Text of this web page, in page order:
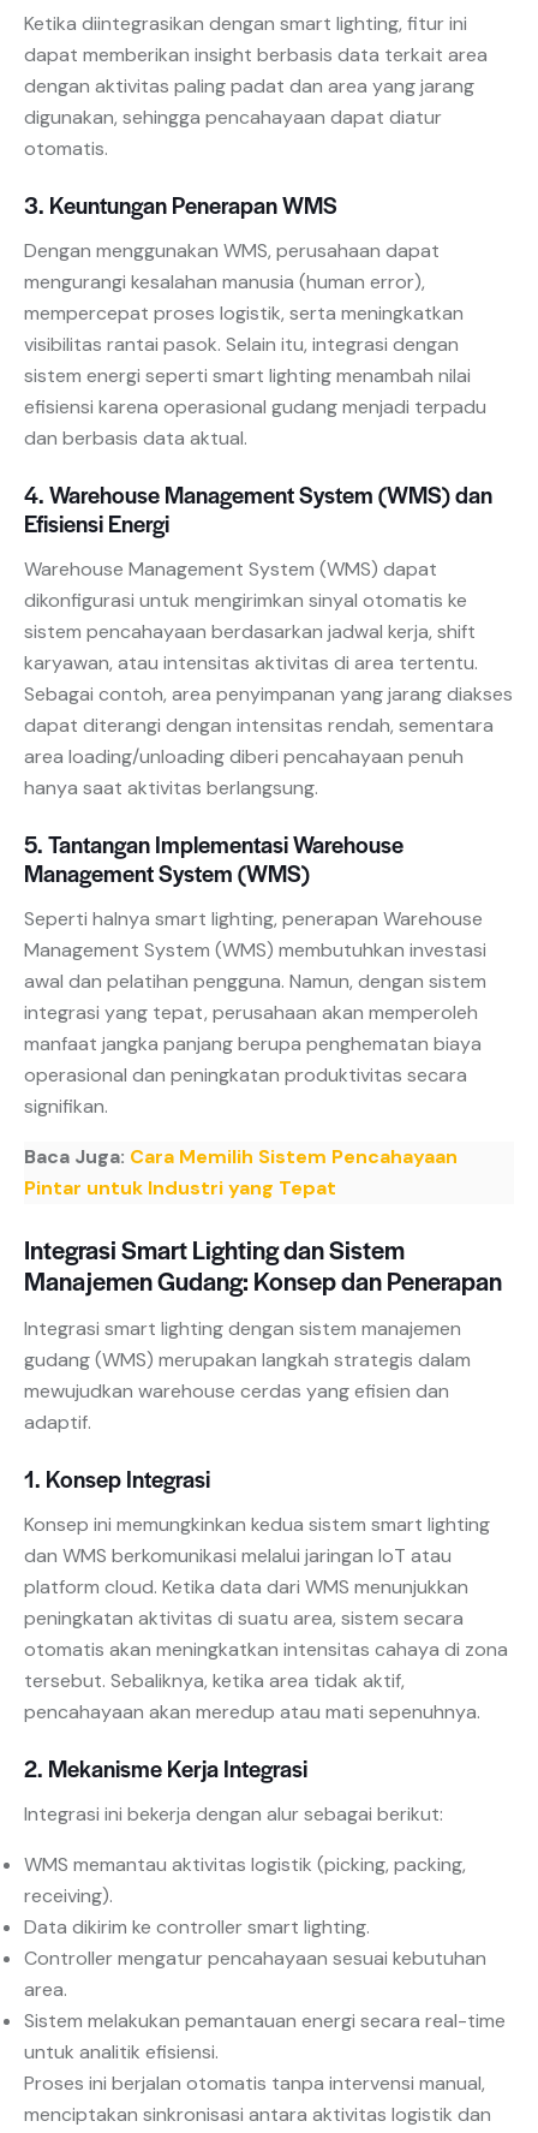
Ketika diintegrasikan dengan smart lighting, fitur ini
dapat memberikan insight berbasis data terkait area
dengan aktivitas paling padat dan area yang jarang
digunakan, sehingga pencahayaan dapat diatur
otomatis.
3. Keuntungan Penerapan WMS
Dengan menggunakan WMS, perusahaan dapat
mengurangi kesalahan manusia (human error),
mempercepat proses logistik, serta meningkatkan
visibilitas rantai pasok. Selain itu, integrasi dengan
sistem energi seperti smart lighting menambah nilai
efisiensi karena operasional gudang menjadi terpadu
dan berbasis data aktual.
4. Warehouse Management System (WMS) dan
Efisiensi Energi
Warehouse Management System (WMS) dapat
dikonfigurasi untuk mengirimkan sinyal otomatis ke
sistem pencahayaan berdasarkan jadwal kerja, shift
karyawan, atau intensitas aktivitas di area tertentu.
Sebagai contoh, area penyimpanan yang jarang diakses
dapat diterangi dengan intensitas rendah, sementara
area loading/unloading diberi pencahayaan penuh
hanya saat aktivitas berlangsung.
5. Tantangan Implementasi Warehouse
Management System (WMS)
Seperti halnya smart lighting, penerapan Warehouse
Management System (WMS) membutuhkan investasi
awal dan pelatihan pengguna. Namun, dengan sistem
integrasi yang tepat, perusahaan akan memperoleh
manfaat jangka panjang berupa penghematan biaya
operasional dan peningkatan produktivitas secara
signifikan.
Baca Juga: Cara Memilih Sistem Pencahayaan
Pintar untuk Industri yang Tepat
Integrasi Smart Lighting dan Sistem
Manajemen Gudang: Konsep dan Penerapan
Integrasi smart lighting dengan sistem manajemen
gudang (WMS) merupakan langkah strategis dalam
mewujudkan warehouse cerdas yang efisien dan
adaptif.
1. Konsep Integrasi
Konsep ini memungkinkan kedua sistem smart lighting
dan WMS berkomunikasi melalui jaringan IoT atau
platform cloud. Ketika data dari WMS menunjukkan
peningkatan aktivitas di suatu area, sistem secara
otomatis akan meningkatkan intensitas cahaya di zona
tersebut. Sebaliknya, ketika area tidak aktif,
pencahayaan akan meredup atau mati sepenuhnya.
2. Mekanisme Kerja Integrasi
Integrasi ini bekerja dengan alur sebagai berikut:
WMS memantau aktivitas logistik (picking, packing,
receiving).
Data dikirim ke controller smart lighting.
Controller mengatur pencahayaan sesuai kebutuhan
area.
Sistem melakukan pemantauan energi secara real-time
untuk analitik efisiensi.
Proses ini berjalan otomatis tanpa intervensi manual,
menciptakan sinkronisasi antara aktivitas logistik dan